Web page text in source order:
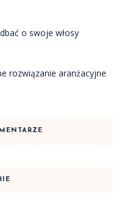
o swoje włosy
rozwiązanie aranżacyjne